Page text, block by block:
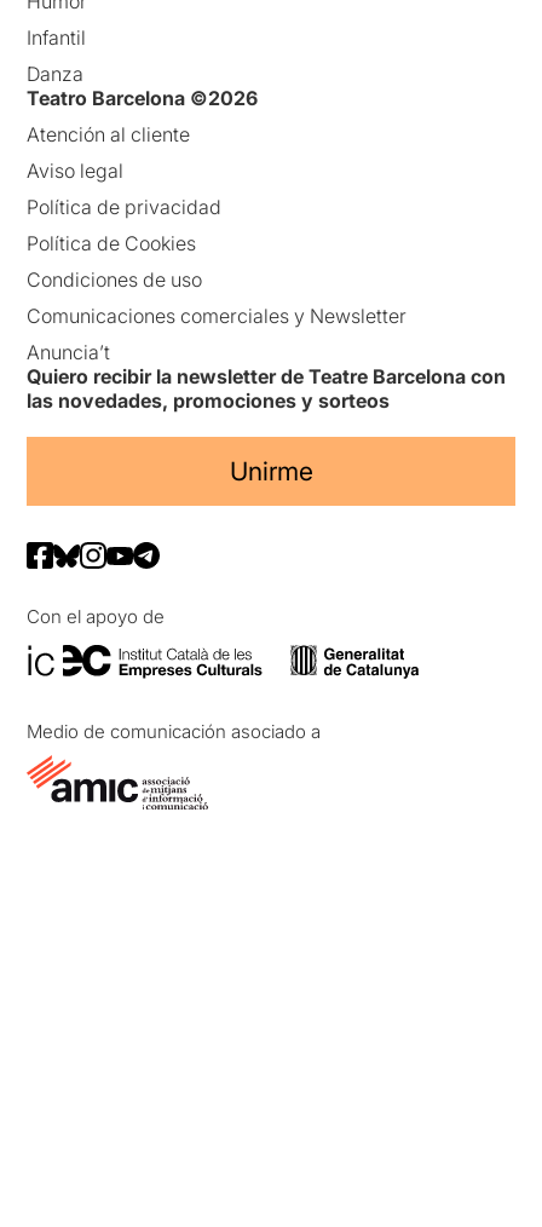
Infantil
Danza
Teatro Barcelona ©2026
Atención al cliente
Aviso legal
Política de privacidad
Política de Cookies
Condiciones de uso
Comunicaciones comerciales y Newsletter
Anuncia’t
Quiero recibir la newsletter de Teatre Barcelona con
las novedades, promociones y sorteos
Unirme
Con el apoyo de
Medio de comunicación asociado a